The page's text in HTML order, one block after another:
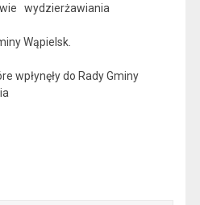
wydzierżawiania
Wąpielsk.
wpłynęły do Rady Gminy